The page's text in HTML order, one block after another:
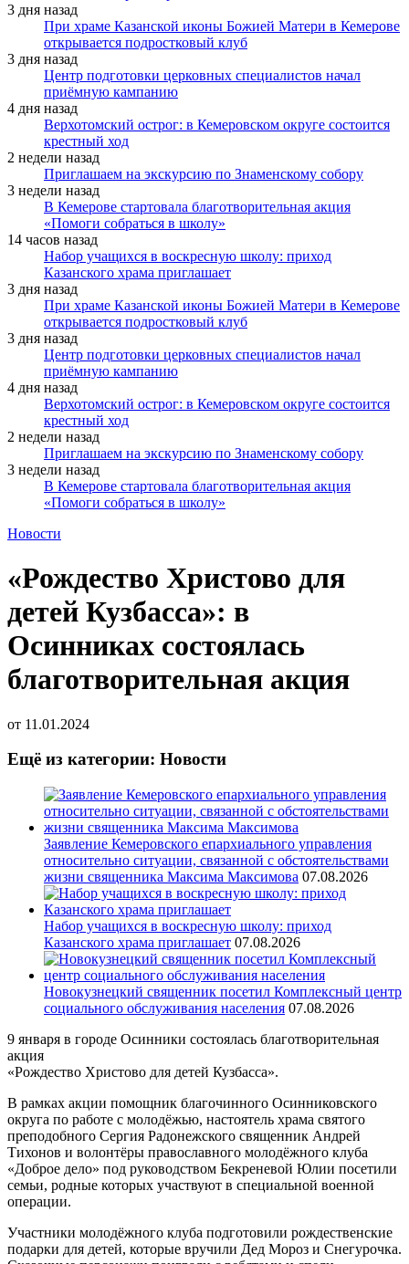
3 дня назад
При храме Казанской иконы Божией Матери в Кемерове
открывается подростковый клуб
3 дня назад
Центр подготовки церковных специалистов начал
приёмную кампанию
4 дня назад
Верхотомский острог: в Кемеровском округе состоится
крестный ход
2 недели назад
Приглашаем на экскурсию по Знаменскому собору
3 недели назад
В Кемерове стартовала благотворительная акция
«Помоги собраться в школу»
14 часов назад
Набор учащихся в воскресную школу: приход
Казанского храма приглашает
3 дня назад
При храме Казанской иконы Божией Матери в Кемерове
открывается подростковый клуб
3 дня назад
Центр подготовки церковных специалистов начал
приёмную кампанию
4 дня назад
Верхотомский острог: в Кемеровском округе состоится
крестный ход
2 недели назад
Приглашаем на экскурсию по Знаменскому собору
3 недели назад
В Кемерове стартовала благотворительная акция
«Помоги собраться в школу»
Новости
«Рождество Христово для
детей Кузбасса»: в
Осинниках состоялась
благотворительная акция
от 11.01.2024
Ещё из категории: Новости
Заявление Кемеровского епархиального управления
относительно ситуации, связанной с обстоятельствами
жизни священника Максима Максимова 07.08.2026
Набор учащихся в воскресную школу: приход
Казанского храма приглашает 07.08.2026
Новокузнецкий священник посетил Комплексный центр
социального обслуживания населения 07.08.2026
9 января в городе Осинники состоялась благотворительная
акция
«Рождество Христово для детей Кузбасса».
В рамках акции помощник благочинного Осинниковского
округа по работе с молодёжью, настоятель храма святого
преподобного Сергия Радонежского священник Андрей
Тихонов и волонтёры православного молодёжного клуба
«Доброе дело» под руководством Бекреневой Юлии посетили
семьи, родные которых участвуют в специальной военной
операции.
Участники молодёжного клуба подготовили рождественские
подарки для детей, которые вручили Дед Мороз и Снегурочка.